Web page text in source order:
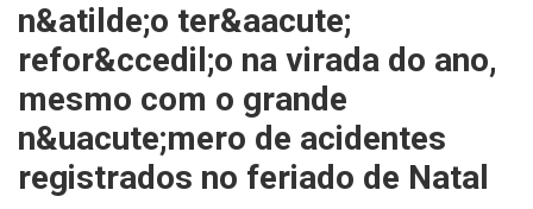
n&atilde;o ter&aacute;
refor&ccedil;o na virada do ano,
mesmo com o grande
n&uacute;mero de acidentes
registrados no feriado de Natal